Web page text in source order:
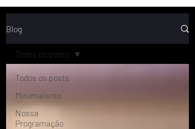
Blog
Todos os posts
Minimalismo
Nossa
Programação
Todos os posts